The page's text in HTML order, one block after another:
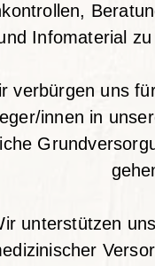
Infomaterial
verbürgen uns
innen in
unterstützen